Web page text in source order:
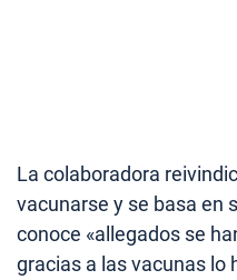
La colaboradora
vacunarse y se basa en
conoce «allegados se
gracias a las vacunas lo